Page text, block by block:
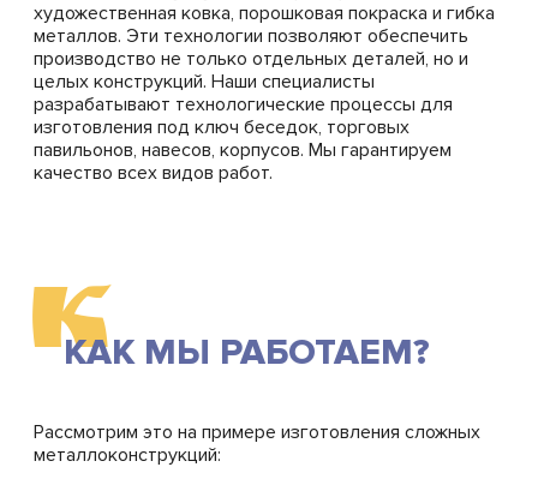
художественная ковка, порошковая покраска и гибка
металлов. Эти технологии позволяют обеспечить
производство не только отдельных деталей, но и
целых конструкций. Наши специалисты
разрабатывают технологические процессы для
изготовления под ключ беседок, торговых
павильонов, навесов, корпусов. Мы гарантируем
качество всех видов работ.
К
КАК МЫ РАБОТАЕМ?
Рассмотрим это на примере изготовления сложных
металлоконструкций: